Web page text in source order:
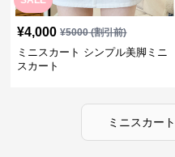
¥4,000 ¥5000(割引前)
ミニスカート シンプル美脚ミニ
スカート
ミニスカート